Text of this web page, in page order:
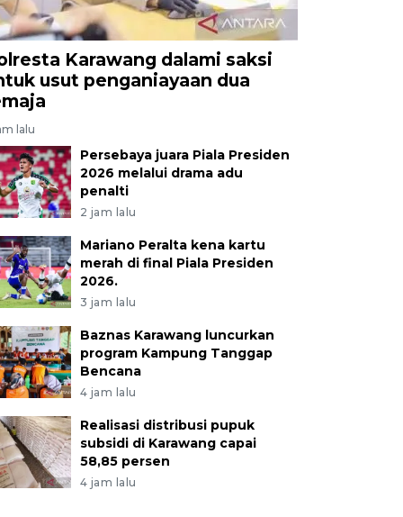
Karawang dalami saksi
usut penganiayaan dua
lalu
Persebaya juara Piala Presiden
2026 melalui drama adu
penalti
2 jam lalu
Mariano Peralta kena kartu
merah di final Piala Presiden
2026.
3 jam lalu
Baznas Karawang luncurkan
program Kampung Tanggap
Bencana
4 jam lalu
Realisasi distribusi pupuk
subsidi di Karawang capai
58,85 persen
4 jam lalu